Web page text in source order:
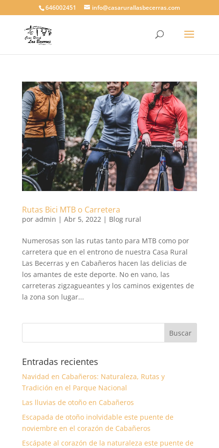
646002451 info@casarurallasbecerras.com
Rutas Bici MTB o Carretera
por admin | Abr 5, 2022| Blog rural
Numerosas son las rutas tanto para MTB como por
carretera que en el entrono de nuestra Casa Rural
Las Becerras y en Cabañeros hacen las delicias de
los amantes de este deporte. No en vano, las
carreteras zigzagueantes y los caminos exigentes de
la zona son lugar...
Entradas recientes
Navidad en Cabañeros: Naturaleza, Rutas y
Tradición en el Parque Nacional
Las lluvias de otoño en Cabañeros
Escapada de otoño inolvidable este puente de
noviembre en el corazón de Cabañeros
Escápate al corazón de la naturaleza este puente de